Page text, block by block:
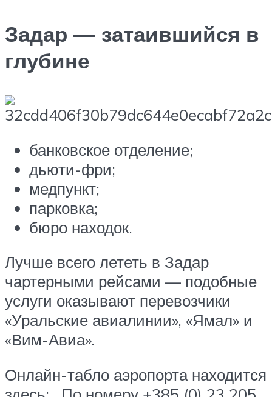
Задар — затаившийся в
глубине
банковское отделение;
дьюти-фри;
медпункт;
парковка;
бюро находок.
Лучше всего лететь в Задар
чартерными рейсами — подобные
услуги оказывают перевозчики
«Уральские авиалинии», «Ямал» и
«Вим-Авиа».
Онлайн-табло аэропорта находится